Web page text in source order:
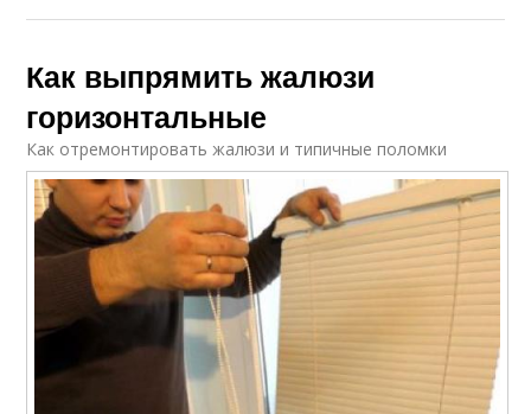
Как выпрямить жалюзи
горизонтальные
Как отремонтировать жалюзи и типичные поломки